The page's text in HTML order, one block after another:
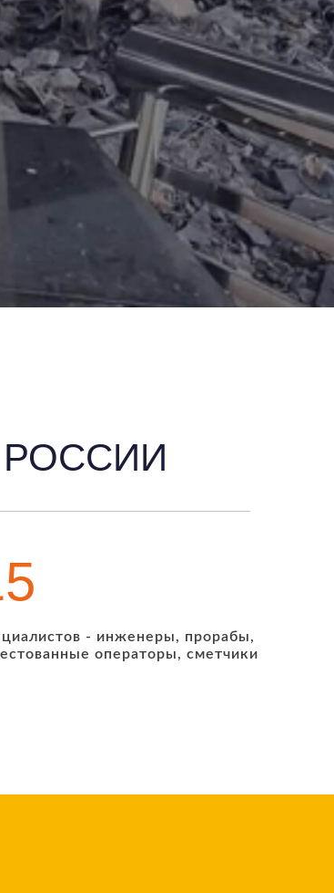
- инженеры, прорабы,
операторы, сметчики